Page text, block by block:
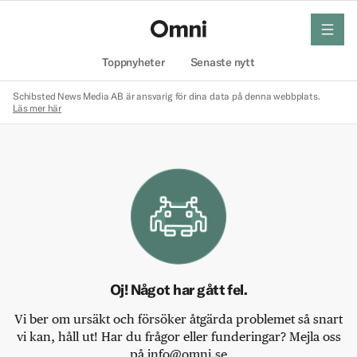
Toppnyheter Senaste nytt
meny
Schibsted News Media AB är ansvarig för dina data på denna webbplats.
Läs mer här
Oj! Något har gått fel.
Vi ber om ursäkt och försöker åtgärda problemet så snart
vi kan, håll ut! Har du frågor eller funderingar? Mejla oss